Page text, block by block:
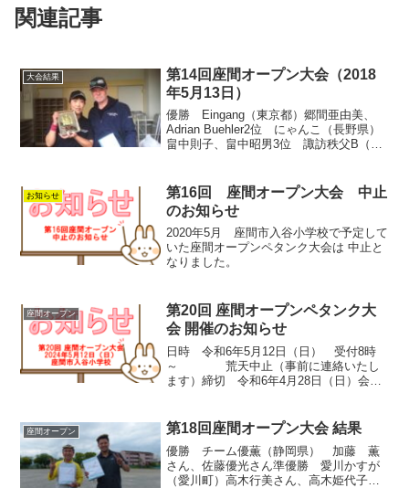
関連記事
大会結果
第14回座間オープン大会（2018
年5月13日）
優勝 Eingang（東京都）郷間亜由美、
Adrian Buehler2位 にゃんこ（長野県）
畠中則子、畠中昭男3位 諏訪秩父B（埼
お知らせ
第16回 座間オープン大会 中止
のお知らせ
2020年5月 座間市入谷小学校で予定して
いた座間オープンペタンク大会は 中止と
なりました。
座間オープン
第20回 座間オープンペタンク大
会 開催のお知らせ
日時 令和6年5月12日（日） 受付8時
～ 荒天中止（事前に連絡いたし
ます）締切 令和6年4月28日（日）会
円/一人、その他愛好者 2,000円/一人
備...
座間オープン 第18回座間オープン大会 結果
優勝 チーム優薫（静岡県） 加藤 薫
さん、佐藤優光さん準優勝 愛川かすが
（愛川町）高木行美さん、高木姫代子さ